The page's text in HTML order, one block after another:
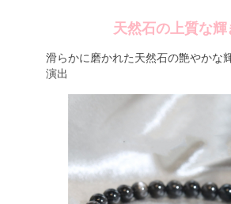
天然石の上質な輝
滑らかに磨かれた天然石の艶やかな
演出